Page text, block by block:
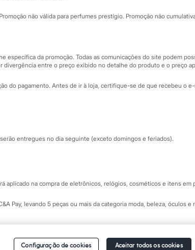
Fale conosco
Central de ética
Eventos
não válida para perfumes prestígio. Promoção não
específica da promoção. Todas as comunicações do site podem
entre o preço exibido no detalhe do produto e o preço
do pagamento. Antes de ir à loja, certifique-se de que recebeu o
entregues no dia seguinte (exceto domingos e feriados).
aplicado na compra de eletrônicos, relógios, cosméticos e itens em
Pay, levando 5 peças ou mais da categoria moda, beleza, óculos e
Configuração de cookies Aceitar todos os cookies